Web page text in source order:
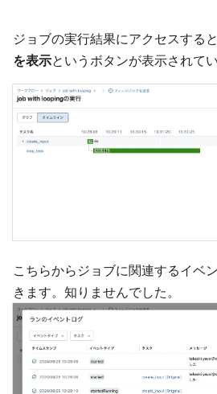
ジョブの実行結果にアクセスする
を表示というボタンが表示されてい
こちらからジョブに関連するイベ
きます。知りませんでした。